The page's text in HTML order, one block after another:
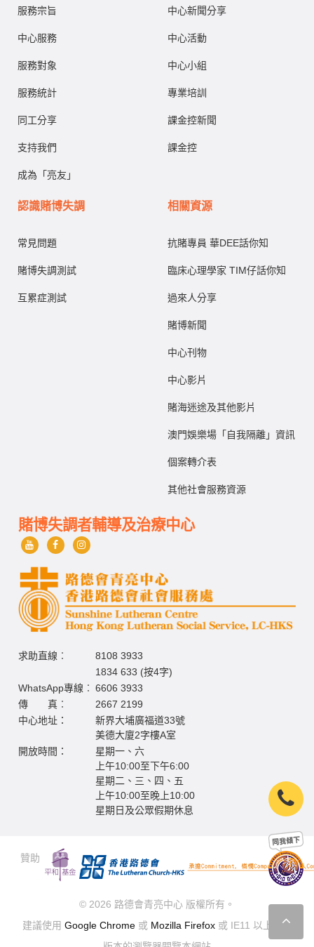
服務宗旨
中心服務
服務對象
服務統計
同工分享
支持我們
成為「亮友」
中心新聞分享
中心活動
中心小組
專業培訓
課金控新聞
課金控
認識賭博失調
常見問題
賭博失調測試
互累症測試
相關資源
抗賭專員 華DEE話你知
臨床心理學家 TIM仔話你知
過來人分享
賭博新聞
中心刊物
中心影片
賭海迷途及其他影片
澳門娛樂場「自我隔離」資訊
個案轉介表
其他社會服務資源
賭博失調者輔導及治療中心
求助直線︰
8108 3933
1834 633 (按4字)
WhatsApp專線︰ 6606 3933
傳 真︰
2667 2199
中心地址：
新界大埔廣福道33號
美德大廈2字樓A室
開放時間：
星期一、六
上午10:00至下午6:00
星期二、三、四、五
上午10:00至晚上10:00
星期日及公眾假期休息
贊助
© 2026 路德會青亮中心 版權所有。
建議使用 Google Chrome或 Mozilla Firefox或 IE11 以上最新